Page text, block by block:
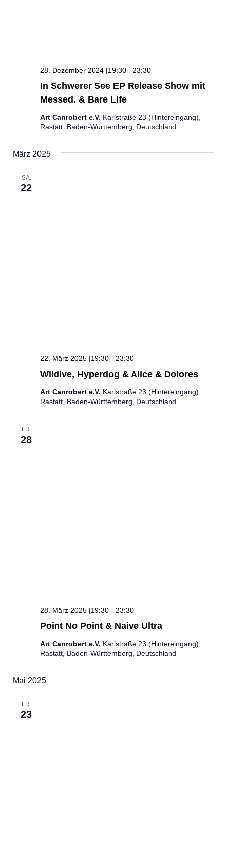
In Schwerer See EP Release Show mit
Messed. & Bare Life
28. Dezember 2024 |19:30 - 23:30
Art Canrobert e.V. Karlstraße 23 (Hintereingang),
Rastatt, Baden-Württemberg, Deutschland
März 2025
SA.
22
Wildive, Hyperdog & Alice & Dolores
22. März 2025 |19:30 - 23:30
Art Canrobert e.V. Karlstraße 23 (Hintereingang),
Rastatt, Baden-Württemberg, Deutschland
FR.
28
Point No Point & Naive Ultra
28. März 2025 |19:30 - 23:30
Art Canrobert e.V. Karlstraße 23 (Hintereingang),
Rastatt, Baden-Württemberg, Deutschland
Mai 2025
FR.
23